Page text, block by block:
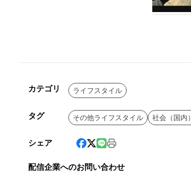
カテゴリ ライフスタイル
タグ その他ライフスタイル 社会（国内）
シェア
配信企業へのお問い合わせ